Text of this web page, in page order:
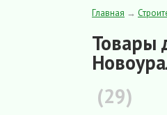
Главная →
Товары
(29)